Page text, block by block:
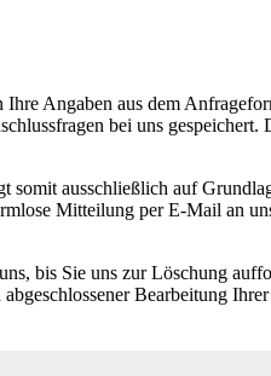
Angaben aus dem
bei uns
somit ausschließlich auf
Mitteilung per E-Mail an
bis Sie uns zur Löschung
Bearbeitung